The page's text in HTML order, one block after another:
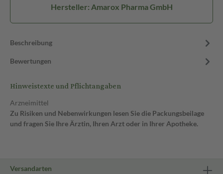
Hersteller: Amarox Pharma GmbH
Beschreibung
Bewertungen
Hinweistexte und Pflichtangaben
Arzneimittel
Zu Risiken und Nebenwirkungen lesen Sie die Packungsbeilage
und fragen Sie Ihre Ärztin, Ihren Arzt oder in Ihrer Apotheke.
Versandarten